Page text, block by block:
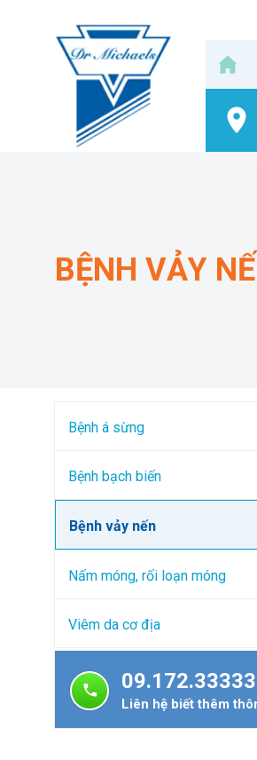
BỆNH VẢY
Bệnh á sừng
Bệnh bạch biến
Bệnh vảy nến
Nấm móng, rối loạn móng
Viêm da cơ địa
09.172.33333
Liên hệ biết thêm